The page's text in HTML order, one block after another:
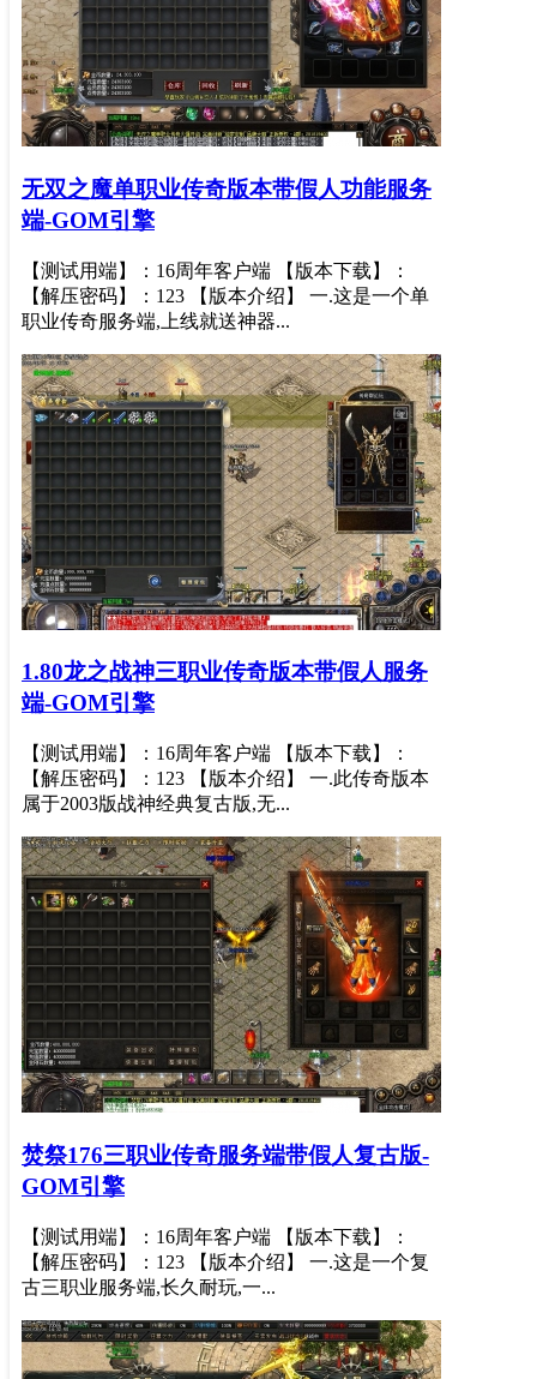
无双之魔单职业传奇版本带假人功能服务
端-GOM引擎
【测试用端】：16周年客户端 【版本下载】：
【解压密码】：123 【版本介绍】 一.这是一个单
职业传奇服务端,上线就送神器...
1.80龙之战神三职业传奇版本带假人服务
端-GOM引擎
【测试用端】：16周年客户端 【版本下载】：
【解压密码】：123 【版本介绍】 一.此传奇版本
属于2003版战神经典复古版,无...
焚祭176三职业传奇服务端带假人复古版-
GOM引擎
【测试用端】：16周年客户端 【版本下载】：
【解压密码】：123 【版本介绍】 一.这是一个复
古三职业服务端,长久耐玩,一...